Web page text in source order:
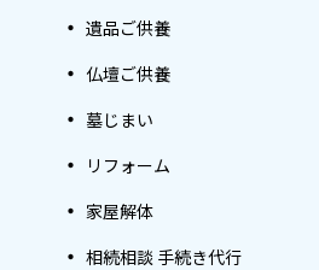
遺品ご供養
仏壇ご供養
墓じまい
リフォーム
家屋解体
相続相談 手続き代行